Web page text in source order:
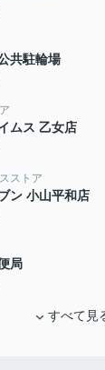
共駐輪場
ムス 乙女店
ストア
ン 小山平和店
局
すべて見